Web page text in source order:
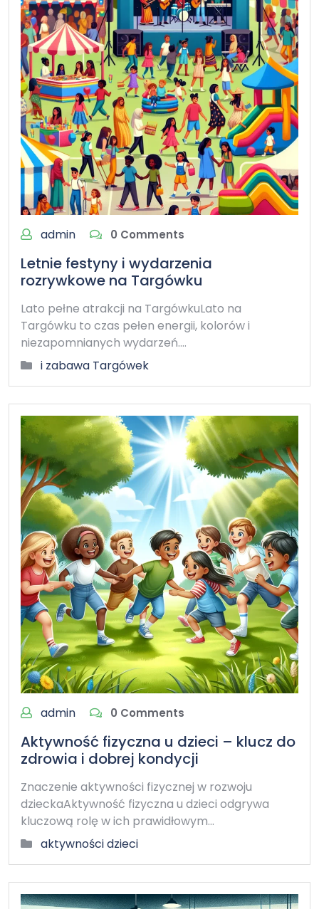
admin 0 Comments
Letnie festyny i wydarzenia
rozrywkowe na Targówku
Lato pełne atrakcji na TargówkuLato na
Targówku to czas pełen energii, kolorów i
niezapomnianych wydarzeń.…
i zabawa Targówek
admin 0 Comments
Aktywność fizyczna u dzieci – klucz do
zdrowia i dobrej kondycji
Znaczenie aktywności fizycznej w rozwoju
dzieckaAktywność fizyczna u dzieci odgrywa
kluczową rolę w ich prawidłowym…
aktywności dzieci